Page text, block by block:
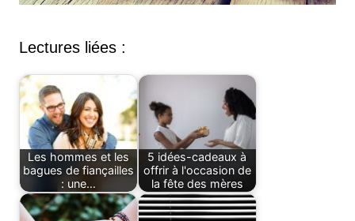
Lectures liées :
Les hommes et les
bagues de fiançailles
: une…
5 idées-cadeaux à
offrir à l'occasion de
la fête des mères